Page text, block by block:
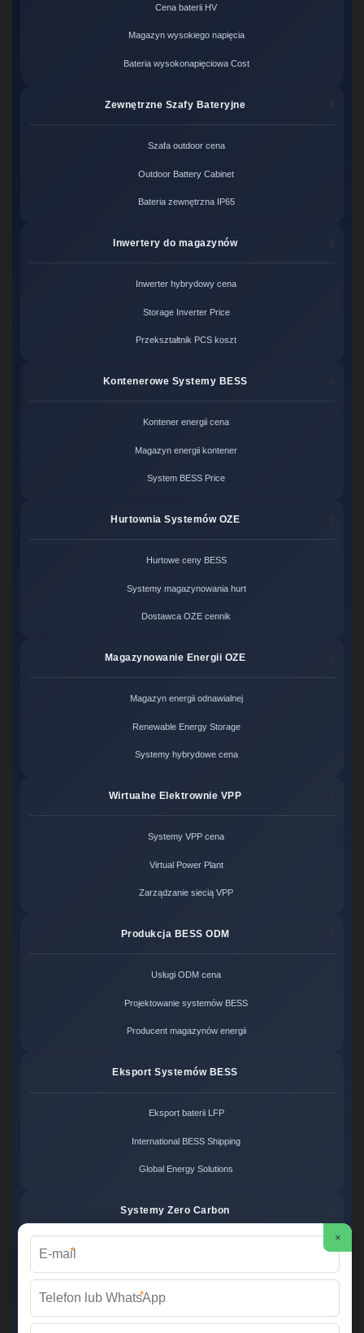
Cena baterii HV
Magazyn wysokiego napięcia
Bateria wysokonapięciowa Cost
Zewnętrzne Szafy Bateryjne
Szafa outdoor cena
Outdoor Battery Cabinet
Bateria zewnętrzna IP65
Inwertery do magazynów
Inwerter hybrydowy cena
Storage Inverter Price
Przekształtnik PCS koszt
Kontenerowe Systemy BESS
Kontener energii cena
Magazyn energii kontener
System BESS Price
Hurtownia Systemów OZE
Hurtowe ceny BESS
Systemy magazynowania hurt
Dostawca OZE cennik
Magazynowanie Energii OZE
Magazyn energii odnawialnej
Renewable Energy Storage
Systemy hybrydowe cena
Wirtualne Elektrownie VPP
Systemy VPP cena
Virtual Power Plant
Zarządzanie siecią VPP
Produkcja BESS ODM
Usługi ODM cena
Projektowanie systemów BESS
Producent magazynów energii
Eksport Systemów BESS
Eksport baterii LFP
International BESS Shipping
Global Energy Solutions
Systemy Zero Carbon
Zero Carbon Energy
Ekologiczne rozwiązania OZE
×
*
*